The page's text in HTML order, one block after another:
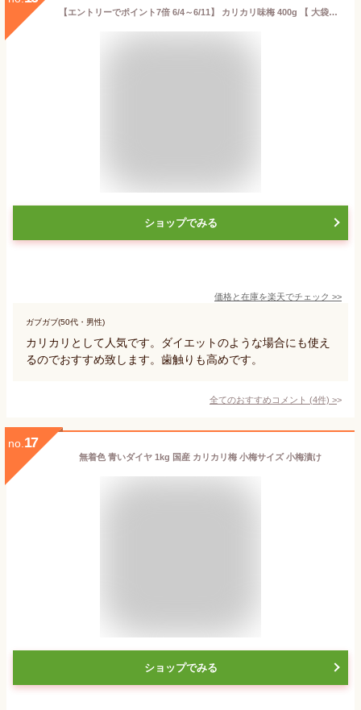
【エントリーでポイント7倍 6/4～6/11】 カリカリ味梅 400g 【 大袋ファミリーサイズ 】1200円均一カリカリ梅 かりんこ梅 梅干し 浅漬け梅 漬け物 個包装 ピロ包装 御摘み【コンビニ受取対応商品】父の日 プレゼント 食べ物 ギフト 珍味 おつまみ 乾き物 お徳用
ショップでみる
価格と在庫を楽天でチェック >>
ガブガブ(50代・男性)
カリカリとして人気です。ダイエットのような場合にも使え
るのでおすすめ致します。歯触りも高めです。
全てのおすすめコメント (4件) >
no. 17
無着色 青いダイヤ 1kg 国産 カリカリ梅 小梅サイズ 小梅漬け
ショップでみる